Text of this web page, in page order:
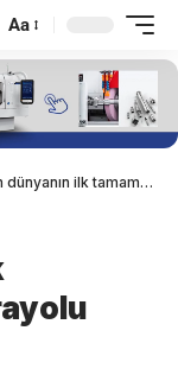
Aa
tamamen otonom karayolu trenlerini donatıyor